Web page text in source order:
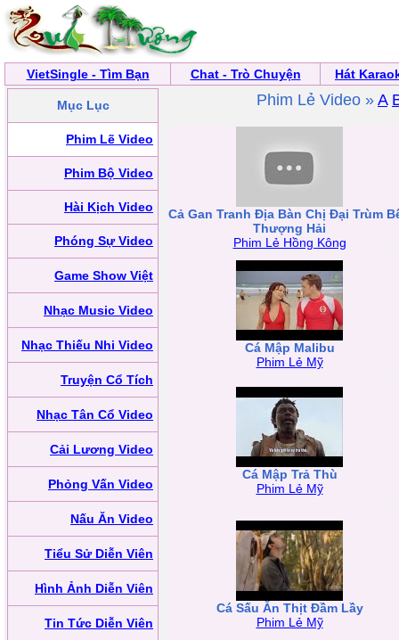
VietSingle - Tìm Bạn Chat - Trò Chuyện Hát
Mục Lục
Phim Lẽ Video
Phim Bộ Video
Hài Kịch Video
Phóng Sự Video
Game Show Việt
Nhạc Music Video
Nhạc Thiếu Nhi Video
Truyện Cổ Tích
Nhạc Tân Cổ Video
Cải Lương Video
Phỏng Vấn Video
Nấu Ăn Video
Tiểu Sử Diễn Viên
Hình Ảnh Diễn Viên
Tin Tức Diễn Viên
Phim Lẻ Video » A
Cả Gan Tranh Địa Bàn Chị Đại Trùm
Thượng Hải
Phim Lẻ Hồng Kông
Cá Mập Malibu
Phim Lẻ Mỹ
Cá Mập Trả Thù
Phim Lẻ Mỹ
Cá Sấu Ăn Thịt Đầm Lầy
Phim Lẻ Mỹ